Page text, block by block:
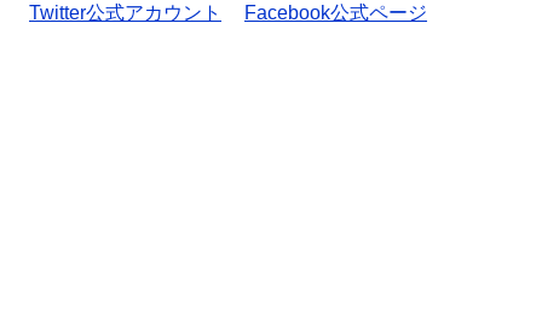
Twitter公式アカウント
Facebook公式ページ